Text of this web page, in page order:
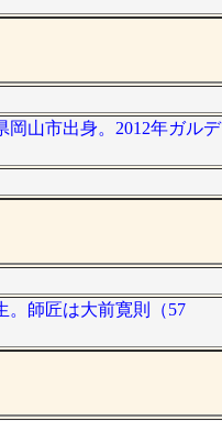
岡山市出身。2012年ガルデ
。師匠は大前寛則（57